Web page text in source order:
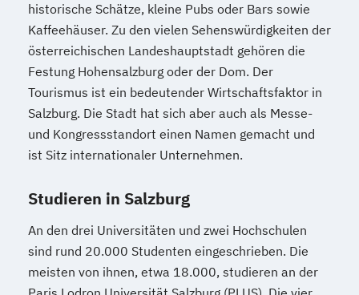
historische Schätze, kleine Pubs oder Bars sowie
Kaffeehäuser. Zu den vielen Sehenswürdigkeiten der
österreichischen Landeshauptstadt gehören die
Festung Hohensalzburg oder der Dom. Der
Tourismus ist ein bedeutender Wirtschaftsfaktor in
Salzburg. Die Stadt hat sich aber auch als Messe-
und Kongressstandort einen Namen gemacht und
ist Sitz internationaler Unternehmen.
Studieren in Salzburg
An den drei Universitäten und zwei Hochschulen
sind rund 20.000 Studenten eingeschrieben. Die
meisten von ihnen, etwa 18.000, studieren an der